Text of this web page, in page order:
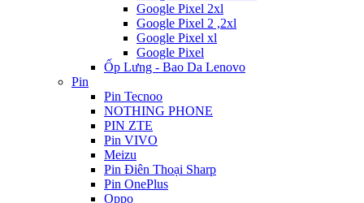
Google Pixel 2xl
Google Pixel 2 ,2xl
Google Pixel xl
Google Pixel
Ốp Lưng - Bao Da Lenovo
Pin
Pin Tecnoo
NOTHING PHONE
PIN ZTE
Pin VIVO
Meizu
Pin Điên Thoại Sharp
Pin OnePlus
Oppo